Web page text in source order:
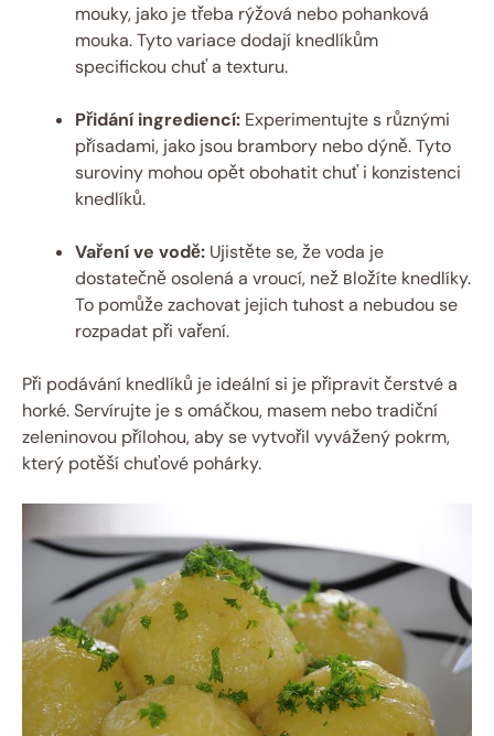
mouky, jako je třeba rýžová nebo pohanková
mouka. Tyto ​variace dodají knedlíkům
specifickou chuť a texturu.
Přidání ingrediencí: ‍Experimentujte s různými
přísadami, jako jsou brambory nebo dýně.⁤ Tyto
suroviny mohou opět obohatit chuť i konzistenci
knedlíků.
Vaření ve vodě: Ujistěte se, že ⁣voda je
dostatečně osolená⁢ a vroucí, než вložíte knedlíky.
To‌ pomůže ⁣zachovat jejich tuhost a nebudou se
rozpadat při vaření.
Při podávání knedlíků je​ ideální si je připravit čerstvé a‌
horké. Servírujte‍ je s omáčkou, masem nebo tradiční
zeleninovou ⁤přílohou, aby se​ vytvořil vyvážený pokrm,
který⁤ potěší chuťové pohárky.